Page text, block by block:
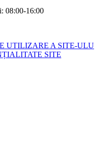
08:00-16:00
UTILIZARE A SITE-ULU
SITE